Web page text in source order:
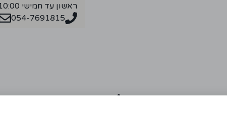
ראשון עד חמישי 10:00 – 18:00
054-7691815
מומלצים עבורכם